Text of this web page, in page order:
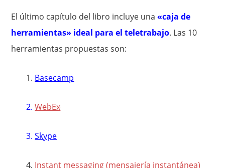
El último capítulo del libro incluye una«caja de
herramientas» ideal para el teletrabajo. Las 10
herramientas propuestas son:
1. Basecamp
2.WebEx
3.Skype
4. Instant messaging (mensajería instantánea)